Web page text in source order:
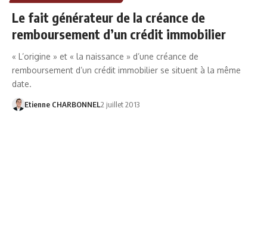
Le fait générateur de la créance de
remboursement d’un crédit immobilier
« L’origine » et « la naissance » d’une créance de
remboursement d’un crédit immobilier se situent à la même
date.
Etienne CHARBONNEL2 juillet 2013